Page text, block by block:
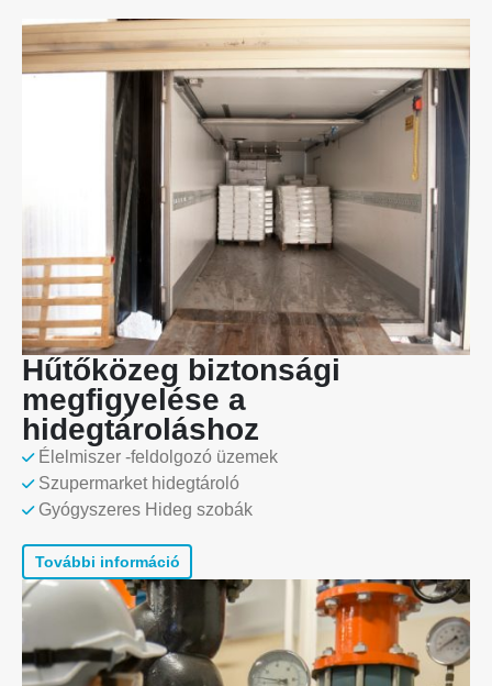
Hűtőközeg biztonsági
megfigyelése a
hidegtároláshoz
Élelmiszer -feldolgozó üzemek
Szupermarket hidegtároló
Gyógyszeres Hideg szobák
További információ